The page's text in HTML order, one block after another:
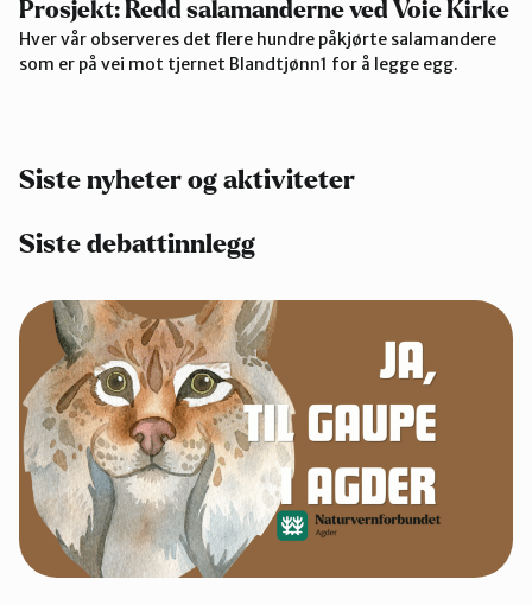
Prosjekt: Redd salamanderne ved Voie Kirke
Hver vår observeres det flere hundre påkjørte salamandere
som er på vei mot tjernet Blandtjønn1 for å legge egg.
Siste nyheter og aktiviteter
Siste debattinnlegg